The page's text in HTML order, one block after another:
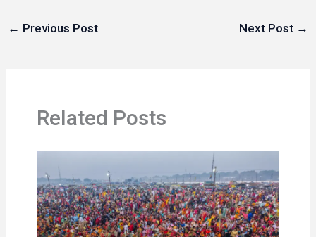
← Previous Post Next Post →
Related Posts